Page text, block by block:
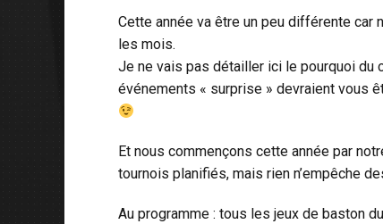
Cette année va être un peu différente car
les mois.
Je ne vais pas détailler ici le pourquoi du
événements « surprise » devraient vous
Et nous commençons cette année par
tournois planifiés, mais rien n’empêche
Au programme : tous les jeux de baston